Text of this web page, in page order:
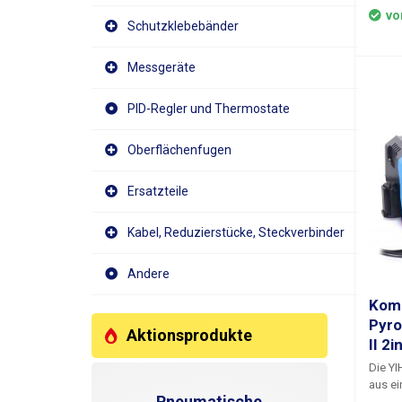
Schutzklebebänder
Messgeräte
PID-Regler und Thermostate
Oberflächenfugen
Ersatzteile
Kabel, Reduzierstücke, Steckverbinder
Andere
Aktionsprodukte
für
auch
und
Seite
mit
sind.
wird
von
II
Die
aus